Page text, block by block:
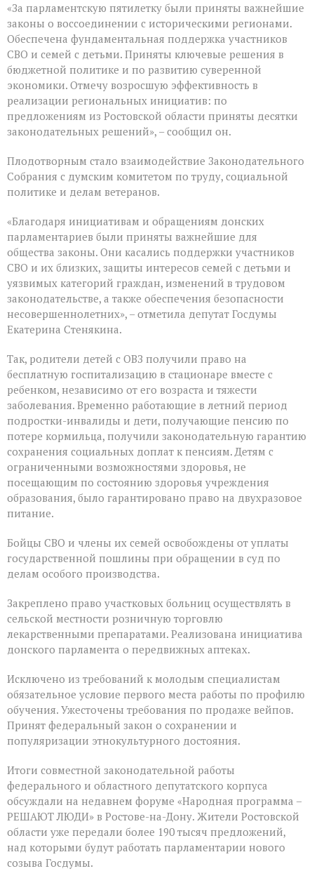
сессии,
ставшее
последним
для
VIII
созыва
«За парламентскую пятилетку были приняты важнейшие
законы о воссоединении с историческими регионами.
Обеспечена фундаментальная поддержка участников
СВО и семей с детьми. Приняты ключевые решения в
бюджетной политике и по развитию суверенной
экономики. Отмечу возросшую эффективность в
реализации региональных инициатив: по
предложениям из Ростовской области приняты десятки
законодательных решений», – сообщил он.
Плодотворным стало взаимодействие Законодательного
Собрания с думским комитетом по труду, социальной
политике и делам ветеранов.
«Благодаря инициативам и обращениям донских
парламентариев были приняты важнейшие для
общества законы. Они касались поддержки участников
СВО и их близких, защиты интересов семей с детьми и
уязвимых категорий граждан, изменений в трудовом
законодательстве, а также обеспечения безопасности
несовершеннолетних», – отметила депутат Госдумы
Екатерина Стенякина.
Так, родители детей с ОВЗ получили право на
бесплатную госпитализацию в стационаре вместе с
ребенком, независимо от его возраста и тяжести
заболевания. Временно работающие в летний период
подростки-инвалиды и дети, получающие пенсию по
потере кормильца, получили законодательную гарантию
сохранения социальных доплат к пенсиям. Детям с
ограниченными возможностями здоровья, не
посещающим по состоянию здоровья учреждения
образования, было гарантировано право на двухразовое
питание.
Бойцы СВО и члены их семей освобождены от уплаты
государственной пошлины при обращении в суд по
делам особого производства.
Закреплено право участковых больниц осуществлять в
сельской местности розничную торговлю
лекарственными препаратами. Реализована инициатива
донского парламента о передвижных аптеках.
Исключено из требований к молодым специалистам
обязательное условие первого места работы по профилю
обучения. Ужесточены требования по продаже вейпов.
Принят федеральный закон о сохранении и
популяризации этнокультурного достояния.
Итоги совместной законодательной работы
федерального и областного депутатского корпуса
обсуждали на недавнем форуме «Народная программа –
РЕШАЮТ ЛЮДИ» в Ростове-на-Дону. Жители Ростовской
области уже передали более 190 тысяч предложений,
над которыми будут работать парламентарии нового
созыва Госдумы.